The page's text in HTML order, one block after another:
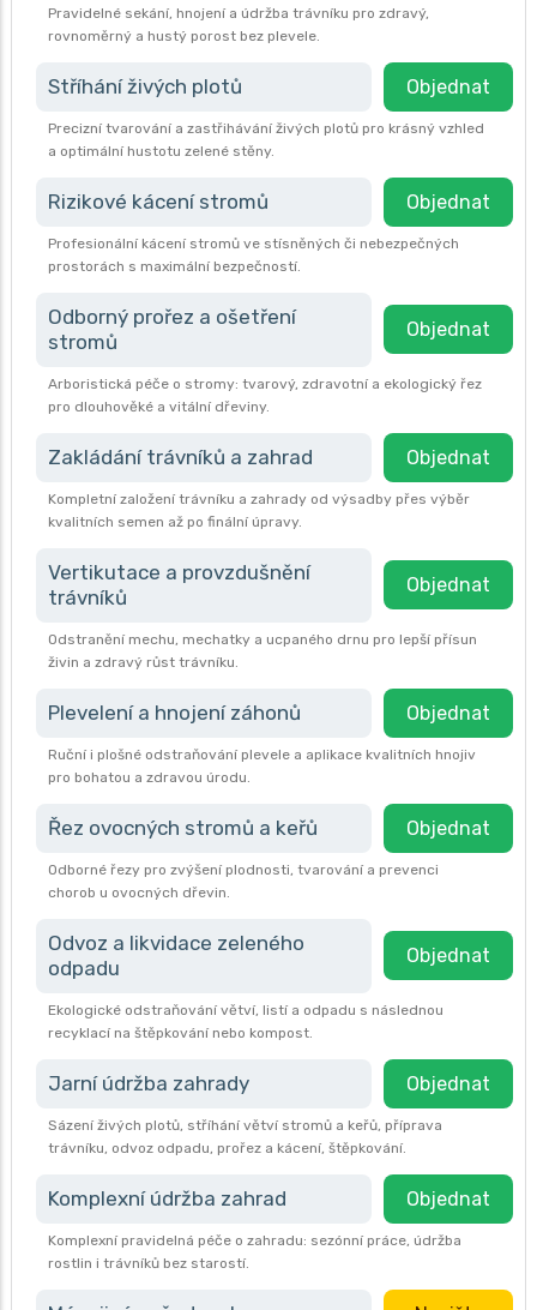
Pravidelné sekání, hnojení a údržba trávníku pro zdravý,
rovnoměrný a hustý porost bez plevele.
Stříhání živých plotů Objednat
Precizní tvarování a zastřihávání živých plotů pro krásný vzhled
a optimální hustotu zelené stěny.
Rizikové kácení stromů Objednat
Profesionální kácení stromů ve stísněných či nebezpečných
prostorách s maximální bezpečností.
Odborný prořez a ošetření
stromů
Objednat
Arboristická péče o stromy: tvarový, zdravotní a ekologický řez
pro dlouhověké a vitální dřeviny.
Zakládání trávníků a zahrad Objednat
Kompletní založení trávníku a zahrady od výsadby přes výběr
kvalitních semen až po finální úpravy.
Vertikutace a provzdušnění
trávníků
Objednat
Odstranění mechu, mechatky a ucpaného drnu pro lepší přísun
živin a zdravý růst trávníku.
Plevelení a hnojení záhonů Objednat
Ruční i plošné odstraňování plevele a aplikace kvalitních hnojiv
pro bohatou a zdravou úrodu.
Řez ovocných stromů a keřů Objednat
Odborné řezy pro zvýšení plodnosti, tvarování a prevenci
chorob u ovocných dřevin.
Odvoz a likvidace zeleného
odpadu
Objednat
Ekologické odstraňování větví, listí a odpadu s následnou
recyklací na štěpkování nebo kompost.
Jarní údržba zahrady Objednat
Sázení živých plotů, stříhání větví stromů a keřů, příprava
trávníku, odvoz odpadu, prořez a kácení, štěpkování.
Komplexní údržba zahrad Objednat
Komplexní pravidelná péče o zahradu: sezónní práce, údržba
rostlin i trávníků bez starostí.